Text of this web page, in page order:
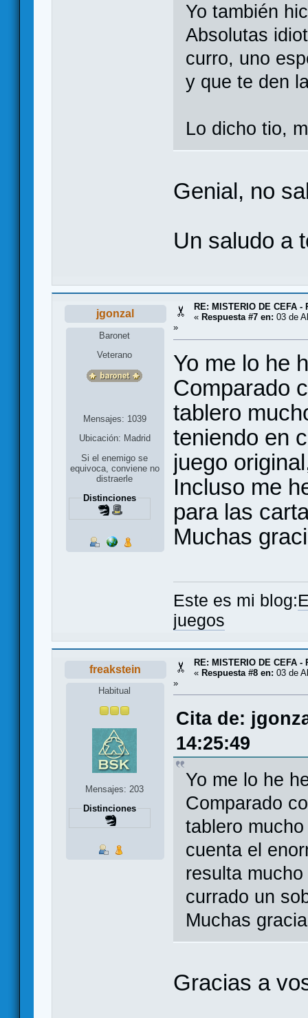
Yo también
Absolutas
curro, uno
y que te den
Lo dicho tio,
Genial, no
Un saludo a
jgonzal
Baronet
Veterano
Mensajes: 1039
Ubicación: Madrid
Si el enemigo se
equivoca, conviene no
distraerle
Distinciones
RE: MISTERIO DE CEFA -
« Respuesta #7 en: 03 de
»
Yo me lo he
Comparado
tablero
teniendo en
juego
Incluso me
para las
Muchas
Este es mi blog:
juegos
freakstein
Habitual
Mensajes: 203
Distinciones
RE: MISTERIO DE CEFA -
« Respuesta #8 en: 03 de
»
Cita de:
14:25:49
Yo me lo he
Comparado
tablero
cuenta el
resulta
currado un
Muchas
Gracias a